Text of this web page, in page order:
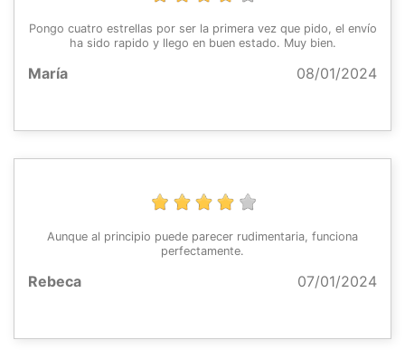
Pongo cuatro estrellas por ser la primera vez que pido, el envío
ha sido rapido y llego en buen estado. Muy bien.
María 08/01/2024
Aunque al principio puede parecer rudimentaria, funciona
perfectamente.
Rebeca 07/01/2024